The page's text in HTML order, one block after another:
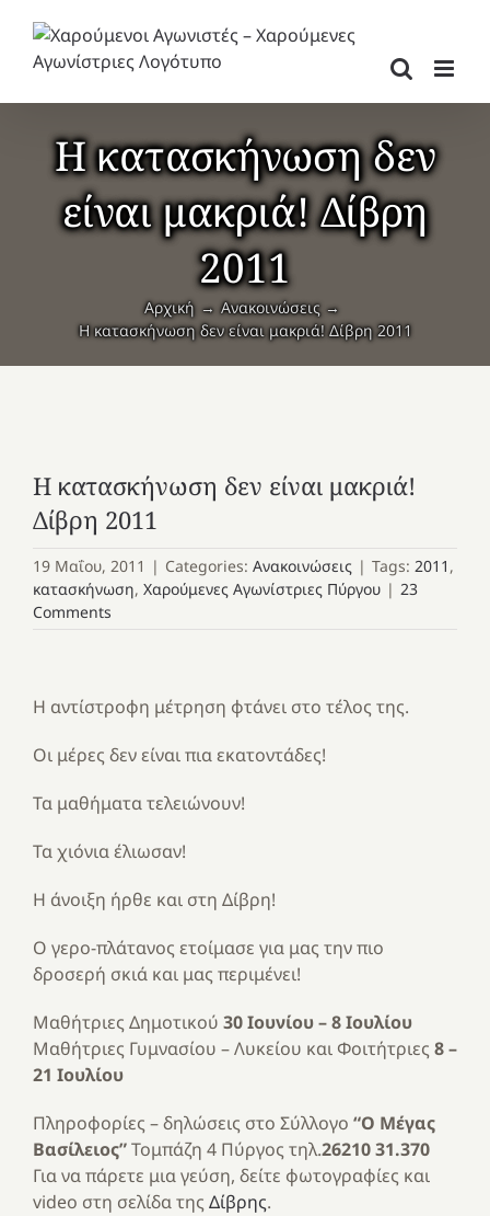
περιεχόμενο
Η κατασκήνωση δεν
είναι μακριά! Δίβρη
2011
Αρχική
Ανακοινώσεις
Η κατασκήνωση δεν είναι μακριά! Δίβρη 2011
Η κατασκήνωση δεν είναι μακριά!
Δίβρη 2011
19 Μαΐου, 2011 | Categories: Ανακοινώσεις | Tags: 2011 ,
κατασκήνωση, Χαρούμενες Αγωνίστριες Πύργου | 23
Comments
Η αντίστροφη μέτρηση φτάνει στο τέλος της.
Οι μέρες δεν είναι πια εκατοντάδες!
Τα μαθήματα τελειώνουν!
Τα χιόνια έλιωσαν!
Η άνοιξη ήρθε και στη Δίβρη!
Ο γερο-πλάτανος ετοίμασε για μας την πιο
δροσερή σκιά και μας περιμένει!
Μαθήτριες Δημοτικού 30 Ιουνίου – 8 Ιουλίου
Μαθήτριες Γυμνασίου – Λυκείου και Φοιτήτριες 8 –
21 Ιουλίου
Πληροφορίες – δηλώσεις στο Σύλλογο “Ο Μέγας
Βασίλειος”Τομπάζη 4 Πύργος τηλ.26210 31.370
Για να πάρετε μια γεύση, δείτε φωτογραφίες και
video στη σελίδα της Δίβρης.